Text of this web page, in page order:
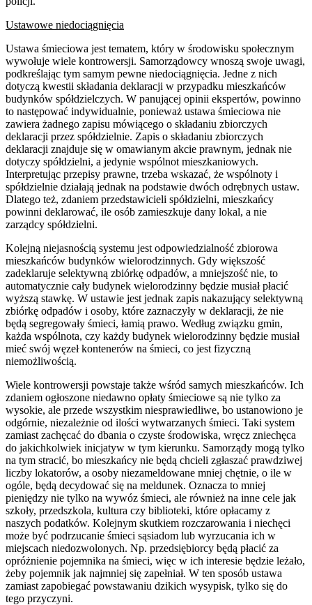
Ustawowe niedociągnięcia
Ustawa śmieciowa jest tematem, który w środowisku społecznym
wywołuje wiele kontrowersji. Samorządowcy wnoszą swoje uwagi,
podkreślając tym samym pewne niedociągnięcia. Jedne z nich
dotyczą kwestii składania deklaracji w przypadku mieszkańców
budynków spółdzielczych. W panującej opinii ekspertów, powinno
to następować indywidualnie, ponieważ ustawa śmieciowa nie
zawiera żadnego zapisu mówiącego o składaniu zbiorczych
deklaracji przez spółdzielnie. Zapis o składaniu zbiorczych
deklaracji znajduje się w omawianym akcie prawnym, jednak nie
dotyczy spółdzielni, a jedynie wspólnot mieszkaniowych.
Interpretując przepisy prawne, trzeba wskazać, że wspólnoty i
spółdzielnie działają jednak na podstawie dwóch odrębnych ustaw.
Dlatego też, zdaniem przedstawicieli spółdzielni, mieszkańcy
powinni deklarować, ile osób zamieszkuje dany lokal, a nie
zarządcy spółdzielni.
Kolejną niejasnością systemu jest odpowiedzialność zbiorowa
mieszkańców budynków wielorodzinnych. Gdy większość
zadeklaruje selektywną zbiórkę odpadów, a mniejszość nie, to
automatycznie cały budynek wielorodzinny będzie musiał płacić
wyższą stawkę. W ustawie jest jednak zapis nakazujący selektywną
zbiórkę odpadów i osoby, które zaznaczyły w deklaracji, że nie
będą segregowały śmieci, łamią prawo. Według związku gmin,
każda wspólnota, czy każdy budynek wielorodzinny będzie musiał
mieć swój węzeł kontenerów na śmieci, co jest fizyczną
niemożliwością.
Wiele kontrowersji powstaje także wśród samych mieszkańców. Ich
zdaniem ogłoszone niedawno opłaty śmieciowe są nie tylko za
wysokie, ale przede wszystkim niesprawiedliwe, bo ustanowiono je
odgórnie, niezależnie od ilości wytwarzanych śmieci. Taki system
zamiast zachęcać do dbania o czyste środowiska, wręcz zniechęca
do jakichkolwiek inicjatyw w tym kierunku. Samorządy mogą tylko
na tym stracić, bo mieszkańcy nie będą chcieli zgłaszać prawdziwej
liczby lokatorów, a osoby niezameldowane mniej chętnie, o ile w
ogóle, będą decydować się na meldunek. Oznacza to mniej
pieniędzy nie tylko na wywóz śmieci, ale również na inne cele jak
szkoły, przedszkola, kultura czy biblioteki, które opłacamy z
naszych podatków. Kolejnym skutkiem rozczarowania i niechęci
może być podrzucanie śmieci sąsiadom lub wyrzucania ich w
miejscach niedozwolonych. Np. przedsiębiorcy będą płacić za
opróżnienie pojemnika na śmieci, więc w ich interesie będzie leżało,
żeby pojemnik jak najmniej się zapełniał. W ten sposób ustawa
zamiast zapobiegać powstawaniu dzikich wysypisk, tylko się do
tego przyczyni.